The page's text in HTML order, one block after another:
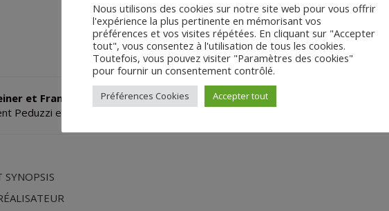
Inconnu à cette
et François Chayé
Peduzzi et Bruno Taque
SYNOPSIS
Nous utilisons des cookies sur notre site web pour vous offrir
l'expérience la plus pertinente en mémorisant vos
préférences et vos visites répétées. En cliquant sur "Accepter
tout", vous consentez à l'utilisation de tous les cookies.
Toutefois, vous pouvez visiter "Paramètres des cookies"
pour fournir un consentement contrôlé.
Préférences Cookies Accepter tout